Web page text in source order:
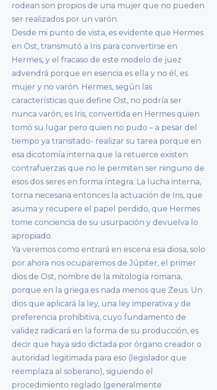
rodean son propios de una mujer que no pueden
ser realizados por un varón.
Desde mi punto de vista, es evidente que Hermes
en Ost, transmutó a Iris para convertirse en
Hermes, y el fracaso de este modelo de juez
advendrá porque en esencia es ella y no él, es
mujer y no varón. Hermes, según las
características que define Ost, no podría ser
nunca varón, es Iris, convertida en Hermes quien
tomó su lugar pero quien no pudo – a pesar del
tiempo ya transitado- realizar su tarea porque en
esa dicotomía interna que la retuerce existen
contrafuerzas que no le permiten ser ninguno de
esos dos seres en forma íntegra. La lucha interna,
torna necesaria entonces la actuación de Iris, que
asuma y recupere el papel perdido, que Hermes
tome conciencia de su usurpación y devuelva lo
apropiado.
Ya veremos como entrará en escena esa diosa, solo
por ahora nos ocuparemos de Júpiter, el primer
dios de Ost, nombre de la mitología romana,
porque en la griega es nada menos que Zeus. Un
dios que aplicará la ley, una ley imperativa y de
preferencia prohibitiva, cuyo fundamento de
validez radicará en la forma de su producción, es
decir que haya sido dictada por órgano creador o
autoridad legitimada para eso (legislador que
reemplaza al soberano), siguiendo el
procedimiento reglado (generalmente